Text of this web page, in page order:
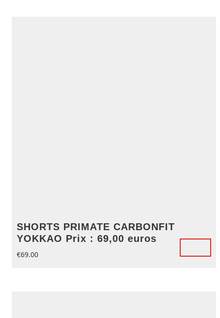
SHORTS PRIMATE CARBONFIT
YOKKAO Prix : 69,00 euros
€69.00